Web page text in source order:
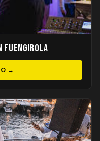
Fuengirola
→